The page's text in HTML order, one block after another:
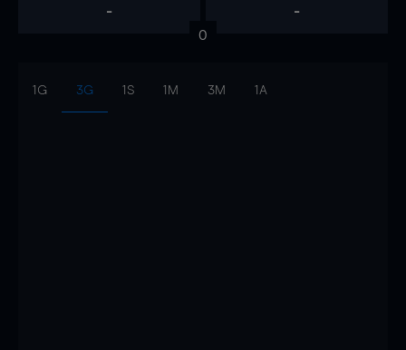
- -
0
1G 3G 1S 1M 3M 1A